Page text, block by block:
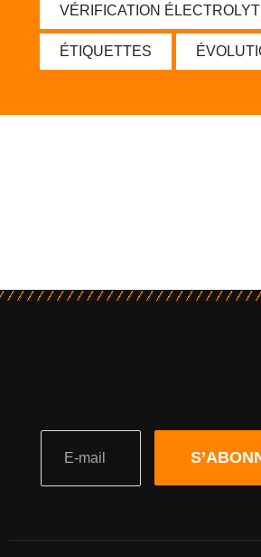
VÉRIFICATION
ÉTIQUETTES